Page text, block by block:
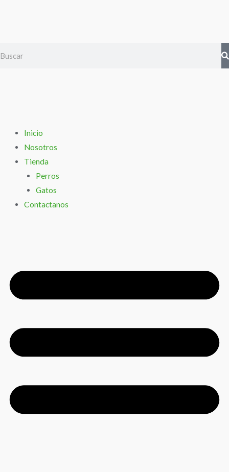
Inicio
Nosotros
Tienda
Perros
Gatos
Contactanos